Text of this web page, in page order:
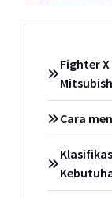
Fighter X
Cara